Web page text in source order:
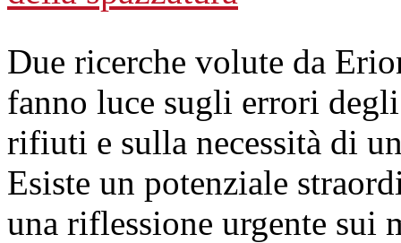
Due ricerche volute da
fanno luce sugli errori
rifiuti e sulla necessità di
Esiste un potenziale
una riflessione urgente sui